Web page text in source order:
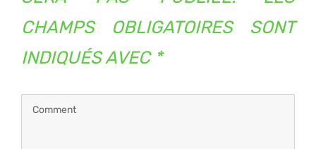
CHAMPS OBLIGATOIRES SONT
INDIQUÉS AVEC *